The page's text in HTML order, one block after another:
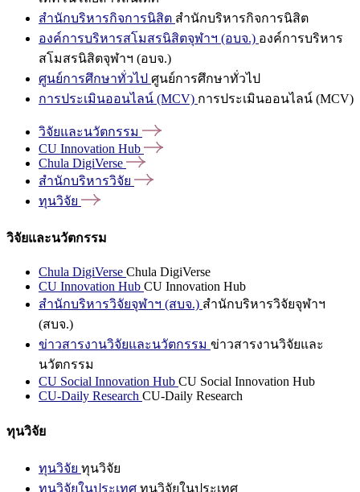
สำนักบริหารกิจการนิสิต สำนักบริหารกิจการนิสิต
องค์การบริหารสโมสรนิสิตจุฬาฯ (อบจ.) องค์การบริหาร
สโมสรนิสิตจุฬาฯ (อบจ.)
ศูนย์การศึกษาทั่วไป ศูนย์การศึกษาทั่วไป
การประเมินออนไลน์ (MCV) การประเมินออนไลน์ (MCV)
วิจัยและนวัตกรรม
CU Innovation Hub
Chula DigiVerse
สำนักบริหารวิจัย
ทุนวิจัย
วิจัยและนวัตกรรม
Chula DigiVerse Chula DigiVerse
CU Innovation Hub CU Innovation Hub
สำนักบริหารวิจัยจุฬาฯ (สบจ.) สำนักบริหารวิจัยจุฬาฯ
(สบจ.)
ข่าวสารงานวิจัยและนวัตกรรม ข่าวสารงานวิจัยและ
นวัตกรรม
CU Social Innovation Hub CU Social Innovation Hub
CU-Daily Research CU-Daily Research
ทุนวิจัย
ทุนวิจัย ทุนวิจัย
ทุนวิจัยในประเทศ ทุนวิจัยในประเทศ